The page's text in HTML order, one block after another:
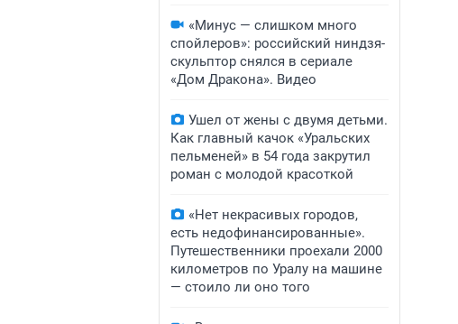
«Минус — слишком много
спойлеров»: российский ниндзя-
скульптор снялся в сериале
«Дом Дракона». Видео
Ушел от жены с двумя детьми.
Как главный качок «Уральских
пельменей» в 54 года закрутил
роман с молодой красоткой
«Нет некрасивых городов,
есть недофинансированные».
Путешественники проехали 2000
километров по Уралу на машине
— стоило ли оно того